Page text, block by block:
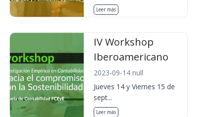
Leer más
IV Workshop
Iberoamericano
2023-09-14 null
Jueves 14 y Viernes 15 de
sept...
Leer más